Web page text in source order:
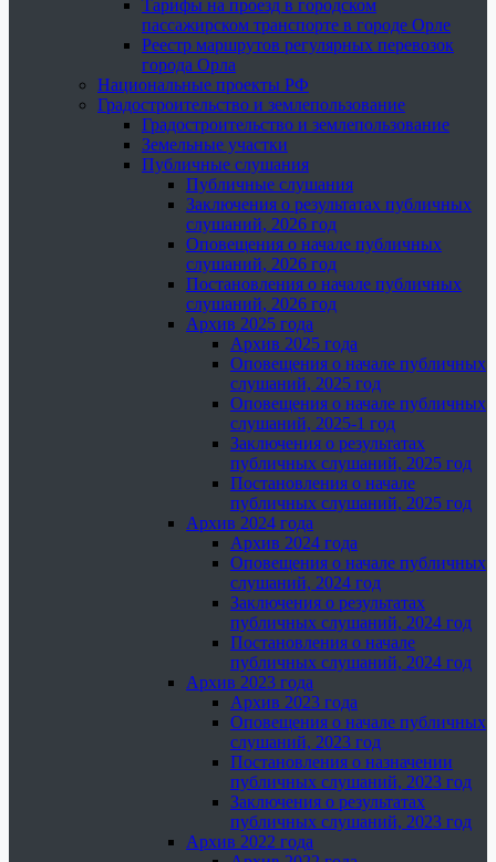
Тарифы на проезд в городском
пассажирском транспорте в городе Орле
Реестр маршрутов регулярных перевозок
города Орла
Национальные проекты РФ
Градостроительство и землепользование
Градостроительство и землепользование
Земельные участки
Публичные слушания
Публичные слушания
Заключения о результатах публичных
слушаний, 2026 год
Оповещения о начале публичных
слушаний, 2026 год
Постановления о начале публичных
слушаний, 2026 год
Архив 2025 года
Архив 2025 года
Оповещения о начале публичных
слушаний, 2025 год
Оповещения о начале публичных
слушаний, 2025-1 год
Заключения о результатах
публичных слушаний, 2025 год
Постановления о начале
публичных слушаний, 2025 год
Архив 2024 года
Архив 2024 года
Оповещения о начале публичных
слушаний, 2024 год
Заключения о результатах
публичных слушаний, 2024 год
Постановления о начале
публичных слушаний, 2024 год
Архив 2023 года
Архив 2023 года
Оповещения о начале публичных
слушаний, 2023 год
Постановления о назначении
публичных слушаний, 2023 год
Заключения о результатах
публичных слушаний, 2023 год
Архив 2022 года